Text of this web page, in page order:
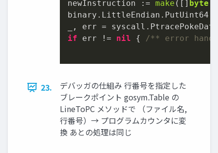
newInstruction := make ([] byte
if err != nil { /** error
23.
デバッガの仕組み 行番号を指定した
ブレークポイント gosym.Table の
LineToPC メソッドで （ファイル名,
行番号）→ プログラムカウンタに変
換 あとの処理は同じ